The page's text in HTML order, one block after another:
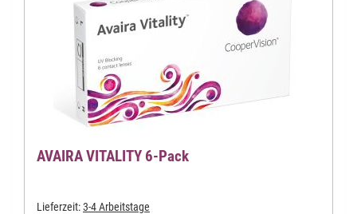
AVAIRA VITALITY 6-Pack
Lieferzeit:3-4 Arbeitstage